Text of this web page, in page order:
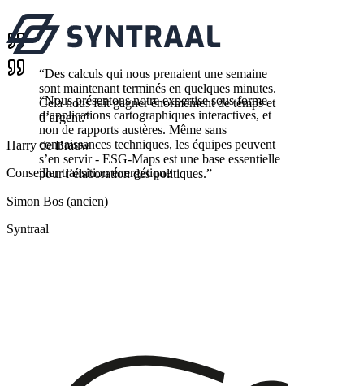
“Des calculs qui nous prenaient une semaine
sont maintenant terminés en quelques minutes.
Cela nous fait gagner énormément de temps et
d’argent.”
Harry de Brauw
Conseiller transition énergétique
“Nous présentons notre expertise sous forme
d’applications cartographiques interactives, et
non de rapports austères. Même sans
connaissances techniques, les équipes peuvent
s’en servir - ESG-Maps est une base essentielle
pour l’élaboration des politiques.”
Simon Bos (ancien)
Syntraal